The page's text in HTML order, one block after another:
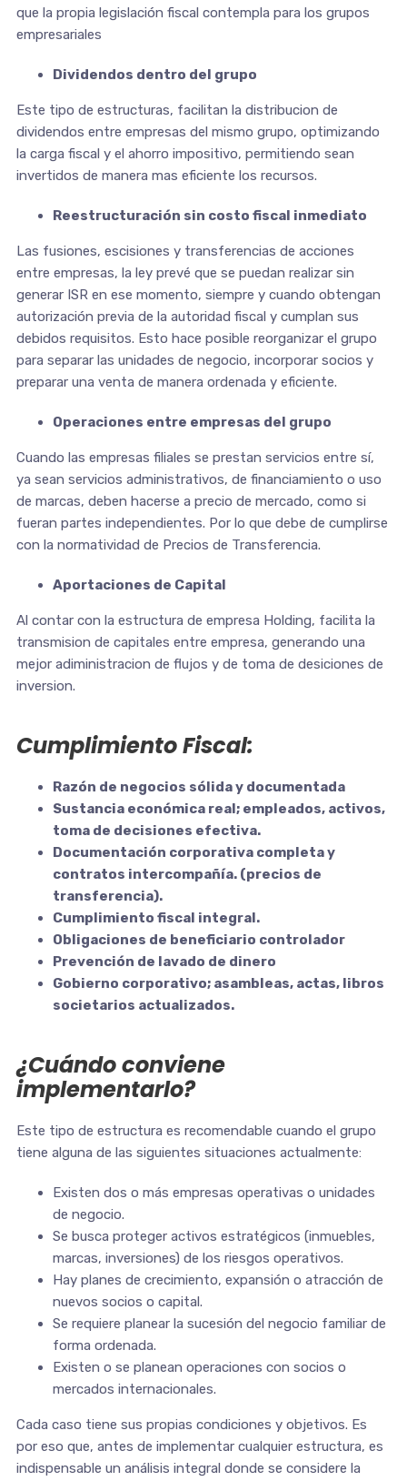
que la propia legislación fiscal contempla para los grupos
empresariales
Dividendos dentro del grupo
Este tipo de estructuras, facilitan la distribucion de
dividendos entre empresas del mismo grupo, optimizando
la carga fiscal y el ahorro impositivo, permitiendo sean
invertidos de manera mas eficiente los recursos.
Reestructuración sin costo fiscal inmediato
Las fusiones, escisiones y transferencias de acciones
entre empresas, la ley prevé que se puedan realizar sin
generar ISR en ese momento, siempre y cuando obtengan
autorización previa de la autoridad fiscal y cumplan sus
debidos requisitos. Esto hace posible reorganizar el grupo
para separar las unidades de negocio, incorporar socios y
preparar una venta de manera ordenada y eficiente.
Operaciones entre empresas del grupo
Cuando las empresas filiales se prestan servicios entre sí,
ya sean servicios administrativos, de financiamiento o uso
de marcas, deben hacerse a precio de mercado, como si
fueran partes independientes. Por lo que debe de cumplirse
con la normatividad de Precios de Transferencia.
Aportaciones de Capital
Al contar con la estructura de empresa Holding, facilita la
transmision de capitales entre empresa, generando una
mejor adiministracion de flujos y de toma de desiciones de
inversion.
Cumplimiento Fiscal:
Razón de negocios sólida y documentada
Sustancia económica real; empleados, activos,
toma de decisiones efectiva.
Documentación corporativa completa y
contratos intercompañía. (precios de
transferencia).
Cumplimiento fiscal integral.
Obligaciones de beneficiario controlador
Prevención de lavado de dinero
Gobierno corporativo; asambleas, actas, libros
societarios actualizados.
¿Cuándo conviene
implementarlo?
Este tipo de estructura es recomendable cuando el grupo
tiene alguna de las siguientes situaciones actualmente:
Existen dos o más empresas operativas o unidades
de negocio.
Se busca proteger activos estratégicos (inmuebles,
marcas, inversiones) de los riesgos operativos.
Hay planes de crecimiento, expansión o atracción de
nuevos socios o capital.
Se requiere planear la sucesión del negocio familiar de
forma ordenada.
Existen o se planean operaciones con socios o
mercados internacionales.
Cada caso tiene sus propias condiciones y objetivos. Es
por eso que, antes de implementar cualquier estructura, es
indispensable un análisis integral donde se considere la